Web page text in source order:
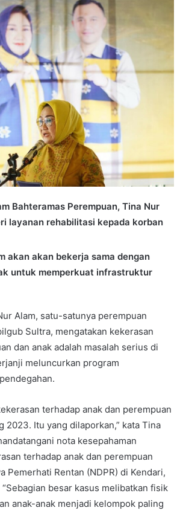
email
Bahteramas Perempuan, Tina Nur
layanan rehabilitasi kepada korban
akan akan bekerja sama dengan
untuk memperkuat infrastruktur
Alam, satu-satunya perempuan
Sultra, mengatakan kekerasan
dan anak adalah masalah serius di
meluncurkan program
terhadap anak dan perempuan
2023. Itu yang dilaporkan,” kata Tina
nota kesepahaman
terhadap anak dan perempuan
Pemerhati Rentan (NDPR) di Kendari,
besar kasus melibatkan fisik
anak-anak menjadi kelompok paling